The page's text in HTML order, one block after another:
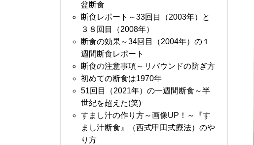
盆断食
断食レポート～33回目（2003年）と
３８回目（2008年）
断食の効果～34回目（2004年）の１
週間断食レポート
断食の注意事項～リバウンドの防ぎ方
初めての断食は1970年
51回目（2021年）の一週間断食～半
世紀を超えた(笑)
すまし汁の作り方～画像UP！～『す
まし汁断食』（西式甲田式療法）のや
り方